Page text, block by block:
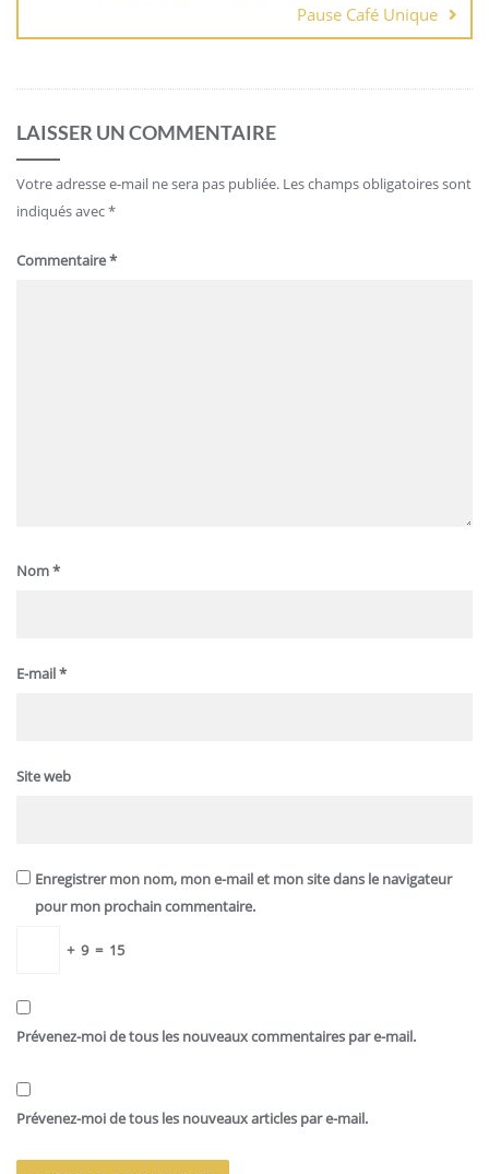
Pause Café Unique
LAISSER UN COMMENTAIRE
Votre adresse e-mail ne sera pas publiée. Les champs obligatoires sont
indiqués avec*
Commentaire*
Nom*
E-mail*
Site web
Enregistrer mon nom, mon e-mail et mon site dans le navigateur
pour mon prochain commentaire.
+ 9 = 15
Prévenez-moi de tous les nouveaux commentaires par e-mail.
Prévenez-moi de tous les nouveaux articles par e-mail.